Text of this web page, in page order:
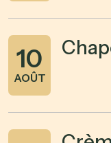
10
AOÛT